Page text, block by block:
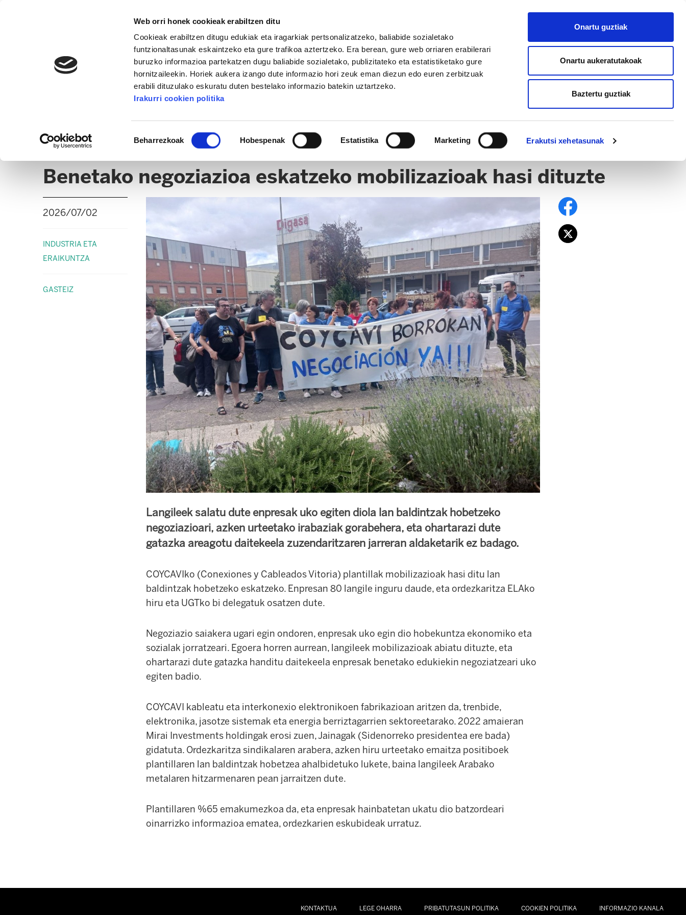
Web orri honek cookieak erabiltzen ditu
Cookieak erabiltzen ditugu edukiak eta iragarkiak pertsonalizatzeko, baliabide sozialetako
funtzionaltasunak eskaintzeko eta gure trafikoa aztertzeko. Era berean, gure web orriaren erabilerari
buruzko informazioa partekatzen dugu baliabide sozialetako, publizitateko eta estatistiketako gure
hornitzaileekin. Horiek aukera izango dute informazio hori zeuk eman diezun edo euren zerbitzuak
erabili dituzulako eskuratu duten bestelako informazio batekin uztartzeko.
Irakurri cookien politika
Beharrezkoak Hobespenak Estatistika Marketing Erakutsi xehetasunak
Onartu guztiak
Onartu aukeratutakoak
Baztertu guztiak
AFILIATU
INDUSTRIA ETA ERAIKUNTZA
COYCAVI (GASTEIZ)
Benetako negoziazioa eskatzeko mobilizazioak hasi dituzte
2026/07/02
INDUSTRIA ETA
ERAIKUNTZA
GASTEIZ
Langileek salatu dute enpresak uko egiten diola lan baldintzak hobetzeko
negoziazioari, azken urteetako irabaziak gorabehera, eta ohartarazi dute
gatazka areagotu daitekeela zuzendaritzaren jarreran aldaketarik ez badago.
COYCAVIko (Conexiones y Cableados Vitoria) plantillak mobilizazioak hasi ditu lan
baldintzak hobetzeko eskatzeko. Enpresan 80 langile inguru daude, eta ordezkaritza ELAko
hiru eta UGTko bi delegatuk osatzen dute.
Negoziazio saiakera ugari egin ondoren, enpresak uko egin dio hobekuntza ekonomiko eta
sozialak jorratzeari. Egoera horren aurrean, langileek mobilizazioak abiatu dituzte, eta
ohartarazi dute gatazka handitu daitekeela enpresak benetako edukiekin negoziatzeari uko
egiten badio.
COYCAVI kableatu eta interkonexio elektronikoen fabrikazioan aritzen da, trenbide,
elektronika, jasotze sistemak eta energia berriztagarrien sektoreetarako. 2022 amaieran
Mirai Investments holdingak erosi zuen, Jainagak (Sidenorreko presidentea ere bada)
gidatuta. Ordezkaritza sindikalaren arabera, azken hiru urteetako emaitza positiboek
plantillaren lan baldintzak hobetzea ahalbidetuko lukete, baina langileek Arabako
metalaren hitzarmenaren pean jarraitzen dute.
Plantillaren %65 emakumezkoa da, eta enpresak hainbatetan ukatu dio batzordeari
oinarrizko informazioa ematea, ordezkarien eskubideak urratuz.
KONTAKTUA LEGE OHARRA PRIBATUTASUN POLITIKA COOKIEN POLITIKA INFORMAZIO KANALA